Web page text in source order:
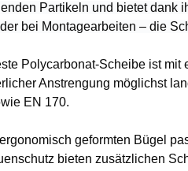
Partikeln und bietet dank
bei Montagearbeiten – die
Polycarbonat-Scheibe ist
Anstrengung möglichst
EN 170.
geformten Bügel
bieten zusätzlichen